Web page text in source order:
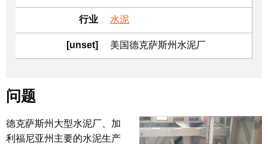
行业 水泥
[unset] 美国德克萨斯州水泥厂
问题
德克萨斯州大型水泥厂、加
利福尼亚州主要的水泥生产